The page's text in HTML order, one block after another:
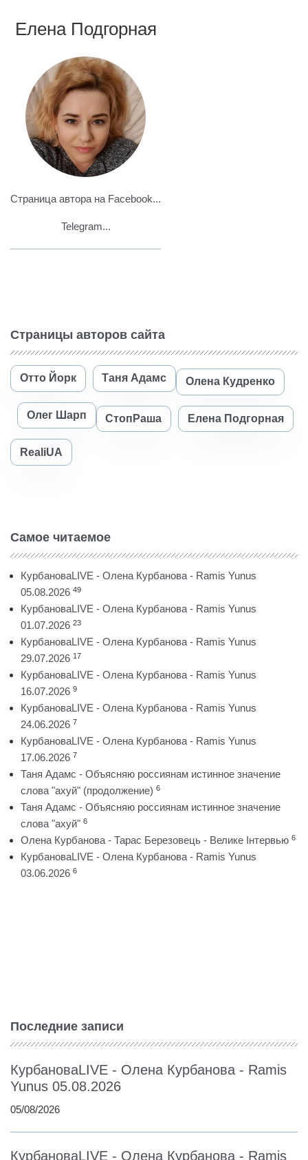
Елена Подгорная
Страница автора на Facebook...
Telegram...
Страницы авторов сайта
Отто Йорк Таня Адамс Олена Кудренко
Олег Шарп СтопРаша Елена Подгорная
RealiUA
Самое читаемое
КурбановаLIVE - Олена Курбанова - Ramis Yunus
05.08.2026 49
КурбановаLIVE - Олена Курбанова - Ramis Yunus
01.07.2026 23
КурбановаLIVE - Олена Курбанова - Ramis Yunus
29.07.2026 17
КурбановаLIVE - Олена Курбанова - Ramis Yunus
16.07.2026 9
КурбановаLIVE - Олена Курбанова - Ramis Yunus
24.06.2026 7
КурбановаLIVE - Олена Курбанова - Ramis Yunus
17.06.2026 7
Таня Адамс - Объясняю россиянам истинное значение
слова "ахуй" (продолжение) 6
Таня Адамс - Объясняю россиянам истинное значение
слова "ахуй" 6
Олена Курбанова - Тарас Березовець - Велике Інтервью 6
КурбановаLIVE - Олена Курбанова - Ramis Yunus
03.06.2026 6
Последние записи
КурбановаLIVE - Олена Курбанова - Ramis
Yunus 05.08.2026
05/08/2026
КурбановаLIVE - Олена Курбанова - Ramis